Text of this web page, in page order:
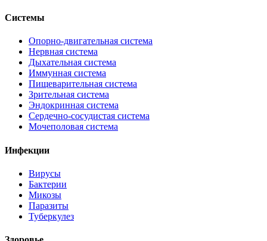
Системы
Опорно-двигательная система
Нервная система
Дыхательная система
Иммунная система
Пищеварительная система
Зрительная система
Эндокринная система
Сердечно-сосудистая система
Мочеполовая система
Инфекции
Вирусы
Бактерии
Микозы
Паразиты
Туберкулез